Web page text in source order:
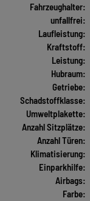
Fahrzeughalter:
unfallfrei:
Laufleistung:
Kraftstoff:
Leistung:
Hubraum:
Getriebe:
Schadstoffklasse:
Umweltplakette:
Anzahl Sitzplätze:
Anzahl Türen:
Klimatisierung:
Einparkhilfe:
Airbags:
Farbe: